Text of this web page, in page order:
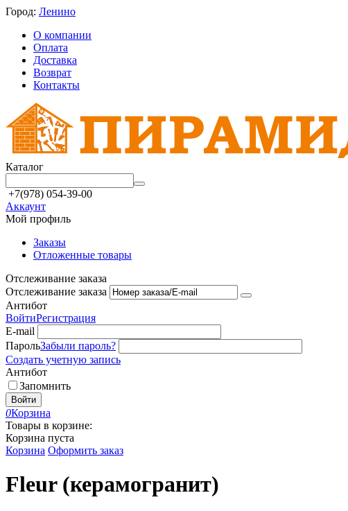
Город: Ленино
О компании
Оплата
Доставка
Возврат
Контакты
Каталог
+7(978) 054-39-00
Аккаунт
Мой профиль
Заказы
Отложенные товары
Отслеживание заказа
Отслеживание заказа
Антибот
ВойтиРегистрация
E-mail
ПарольЗабыли пароль?
Создать учетную запись
Антибот
Запомнить
Войти
0Корзина
Товары в корзине:
Корзина пуста
Корзина Оформить заказ
Fleur (керамогранит)